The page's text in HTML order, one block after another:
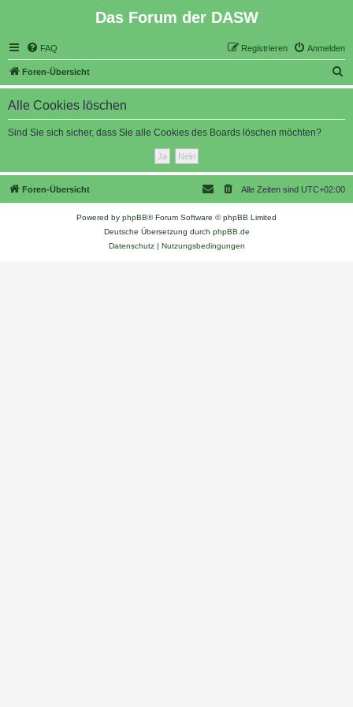
Das Forum der DASW
FAQ Anmelden
Registrieren
Foren-Übersicht
u
Alle Cookies löschen
Sind Sie sich sicher, dass Sie alle Cookies des Boards löschen möchten?
Foren-Übersicht Alle Zeiten sind UTC+02:00
Powered by phpBB® Forum Software © phpBB Limited
Deutsche Übersetzung durch phpBB.de
Datenschutz| Nutzungsbedingungen